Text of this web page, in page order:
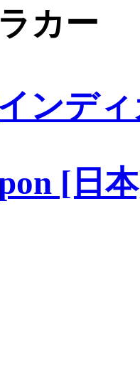
カー
ンデ
[日